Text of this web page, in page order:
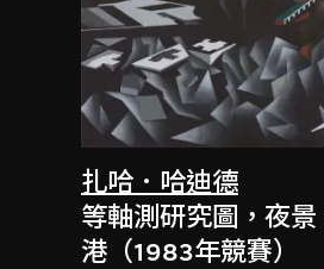
扎哈．哈迪德
等軸測研究圖，夜
港（1983年競賽）